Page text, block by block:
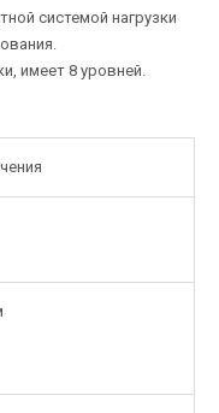
системой нагрузки
имеет 8 уровней.